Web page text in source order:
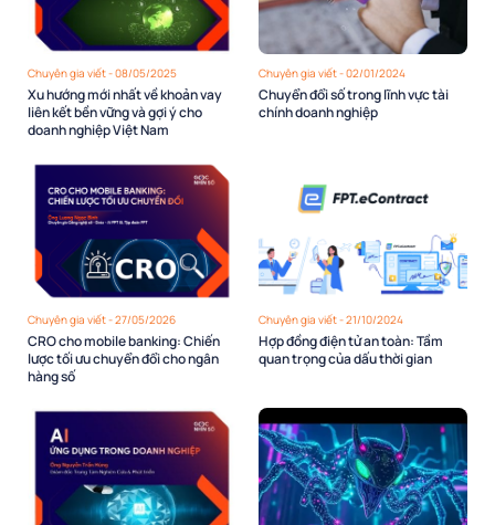
Chuyên gia viết - 08/05/2025
Xu hướng mới nhất về khoản vay
liên kết bền vững và gợi ý cho
doanh nghiệp Việt Nam
Chuyên gia viết - 02/01/2024
Chuyển đổi số trong lĩnh vực tài
chính doanh nghiệp
Chuyên gia viết - 27/05/2026
CRO cho mobile banking: Chiến
lược tối ưu chuyển đổi cho ngân
hàng số
Chuyên gia viết - 21/10/2024
Hợp đồng điện tử an toàn: Tầm
quan trọng của dấu thời gian